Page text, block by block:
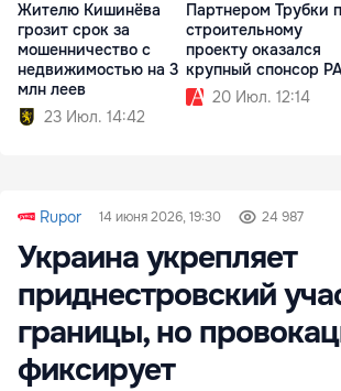
Жителю Кишинёва
грозит срок за
мошенничество с
недвижимостью на 3
млн леев
23 Июл. 14:42
Партнером Трубки
строительному
проекту оказался
крупный спонсор
20 Июл. 12:14
Rupor 14 июня 2026, 19:30 24 987
Украина укрепляет
приднестровский
границы, но
фиксирует